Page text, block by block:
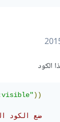
الكود
))
// ضع الكود